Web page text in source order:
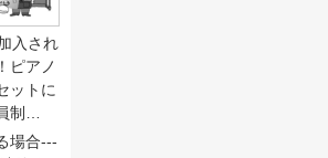
入され
ピアノ
ットに
制…
場合---